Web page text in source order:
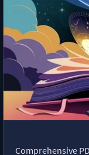
Comprehensive